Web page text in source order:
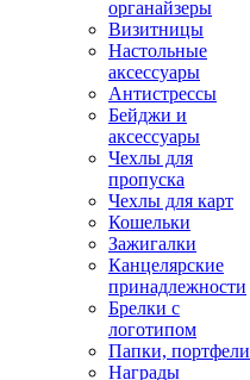
органайзеры
Визитницы
Настольные
аксессуары
Антистрессы
Бейджи и
аксессуары
Чехлы для
пропуска
Чехлы для карт
Кошельки
Зажигалки
Канцелярские
принадлежности
Брелки с
логотипом
Папки, портфели
Награды